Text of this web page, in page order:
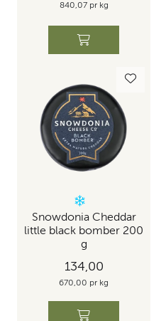
840,07 pr kg
Snowdonia Cheddar
little black bomber 200
g
134,00
670,00 pr kg